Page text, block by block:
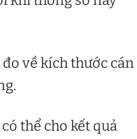
đo về kích thước
thể cho kết quả